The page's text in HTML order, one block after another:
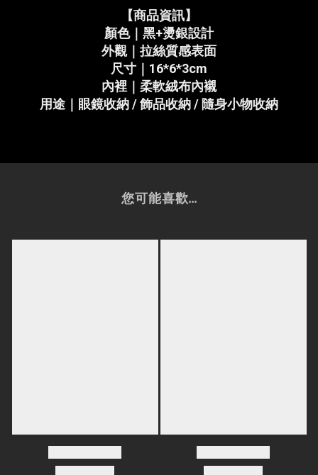
【商品資訊】
顏色｜黑+燙銀設計
外觀｜拉絲質感表面
尺寸｜16*6*3cm
內裡｜柔軟絨布內襯
用途｜眼鏡收納 / 飾品收納 / 隨身小物收納
您可能喜歡...